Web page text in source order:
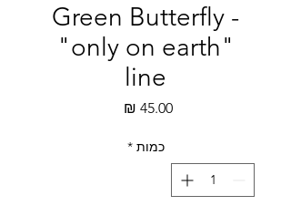
Green Butterfly -
"only on earth"
line
‏45.00 ‏₪
כמות *